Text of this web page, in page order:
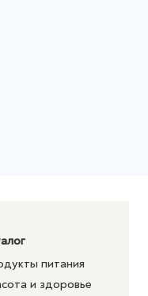
питания
и здоровье